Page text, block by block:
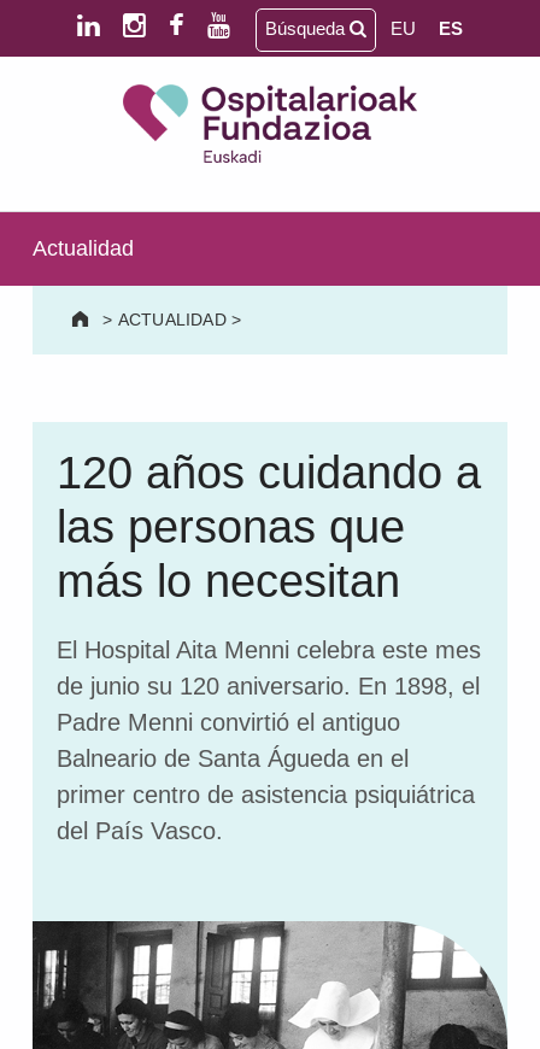
Saltar al contenido principal
Saltar al pie de página
SALUD MENTAL | DISCAPACIDAD INTELECTUAL | NEURORREHABILITACIÓN Y DAÑO CEREBRAL | PERSONA MAYOR
Búsqueda EU ES
Actualidad
> ACTUALIDAD>
120 años cuidando a
las personas que
más lo necesitan
El Hospital Aita Menni celebra este mes
de junio su 120 aniversario. En 1898, el
Padre Menni convirtió el antiguo
Balneario de Santa Águeda en el
primer centro de asistencia psiquiátrica
del País Vasco.